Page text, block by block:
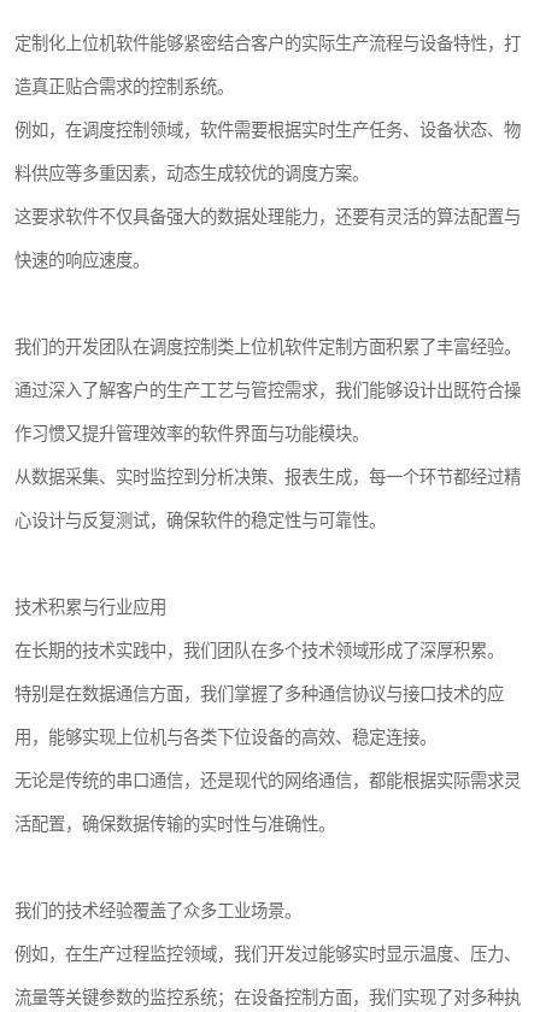
定制化上位机软件能够紧密结合客户的实际生产流程与设备特性，打
造真正贴合需求的控制系统。
例如，在调度控制领域，软件需要根据实时生产任务、设备状态、物
料供应等多重因素，动态生成较优的调度方案。
这要求软件不仅具备强大的数据处理能力，还要有灵活的算法配置与
快速的响应速度。
我们的开发团队在调度控制类上位机软件定制方面积累了丰富经验。
通过深入了解客户的生产工艺与管控需求，我们能够设计出既符合操
作习惯又提升管理效率的软件界面与功能模块。
从数据采集、实时监控到分析决策、报表生成，每一个环节都经过精
心设计与反复测试，确保软件的稳定性与可靠性。
技术积累与行业应用
在长期的技术实践中，我们团队在多个技术领域形成了深厚积累。
特别是在数据通信方面，我们掌握了多种通信协议与接口技术的应
用，能够实现上位机与各类下位设备的高效、稳定连接。
无论是传统的串口通信，还是现代的网络通信，都能根据实际需求灵
活配置，确保数据传输的实时性与准确性。
我们的技术经验覆盖了众多工业场景。
例如，在生产过程监控领域，我们开发过能够实时显示温度、压力、
流量等关键参数的监控系统；在设备控制方面，我们实现了对多种执